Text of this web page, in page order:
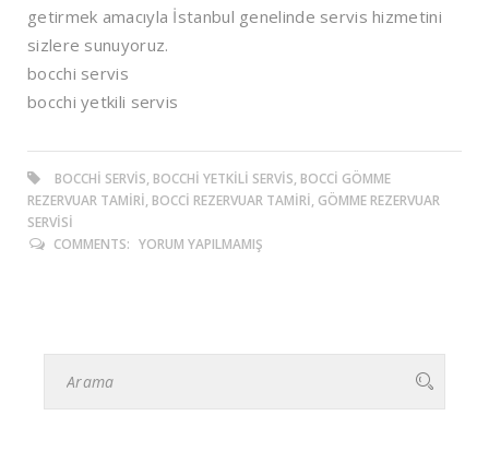
getirmek amacıyla İstanbul genelinde servis hizmetini
sizlere sunuyoruz.
bocchi servis
bocchi yetkili servis
BOCCHI SERVIS, BOCCHI YETKILI SERVIS, BOCCI GÖMME
REZERVUAR TAMIRI, BOCCI REZERVUAR TAMIRI, GÖMME REZERVUAR
SERVISI
COMMENTS: YORUM YAPILMAMIŞ